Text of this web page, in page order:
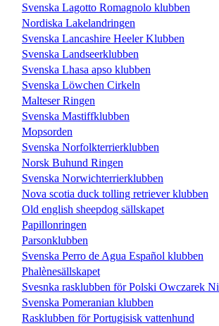
Svenska Lagotto Romagnolo klubben
Nordiska Lakelandringen
Svenska Lancashire Heeler Klubben
Svenska Landseerklubben
Svenska Lhasa apso klubben
Svenska Löwchen Cirkeln
Malteser Ringen
Svenska Mastiffklubben
Mopsorden
Svenska Norfolkterrierklubben
Norsk Buhund Ringen
Svenska Norwichterrierklubben
Nova scotia duck tolling retriever klubben
Old english sheepdog sällskapet
Papillonringen
Parsonklubben
Svenska Perro de Agua Español klubben
Phalènesällskapet
Svesnka rasklubben för Polski Owczarek
Svenska Pomeranian klubben
Rasklubben för Portugisisk vattenhund